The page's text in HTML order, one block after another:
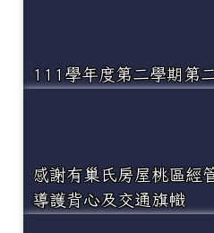
111學年度第二學期第
感謝有巢氏房屋桃區經
導護背心及交通旗幟